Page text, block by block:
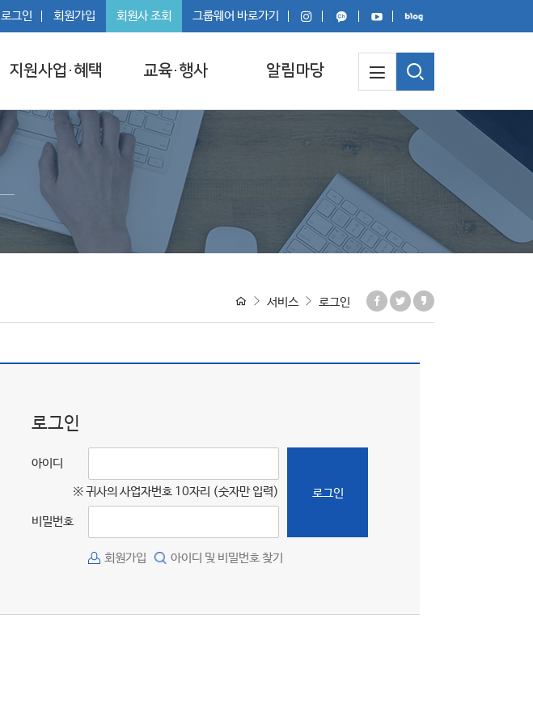
지원사업·혜택 교육·행사 알림마당
로그인 회원가입 회원사 조회 그룹웨어 바로가기
서비스 로그인
로그인
아이디
※ 귀사의 사업자번호 10자리 (숫자만 입력)
비밀번호
로그인
회원가입 아이디 및 비밀번호 찾기